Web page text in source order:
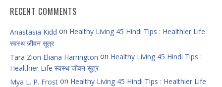
RECENT COMMENTS
Anastasia Kidd on Healthy Living 45 Hindi Tips : Healthier Life
स्वस्थ जीवन सूत्र
Tara Zion Eliana Harrington on Healthy Living 45 Hindi Tips :
Healthier Life स्वस्थ जीवन सूत्र
Mya L. P. Frost on Healthy Living 45 Hindi Tips : Healthier Life